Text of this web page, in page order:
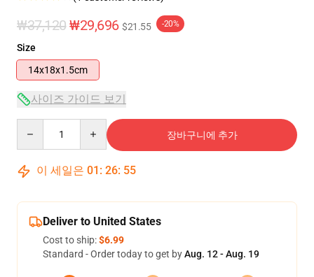
₩37,120₩29,696 $21.55 -20%
Size
14x18x1.5cm
사이즈 가이드 보기
장바구니에 추가
이 세일은 01 : 26: 54
Deliver to United States
Cost to ship:$6.99
Standard - Order today to get byAug. 12 - Aug. 19